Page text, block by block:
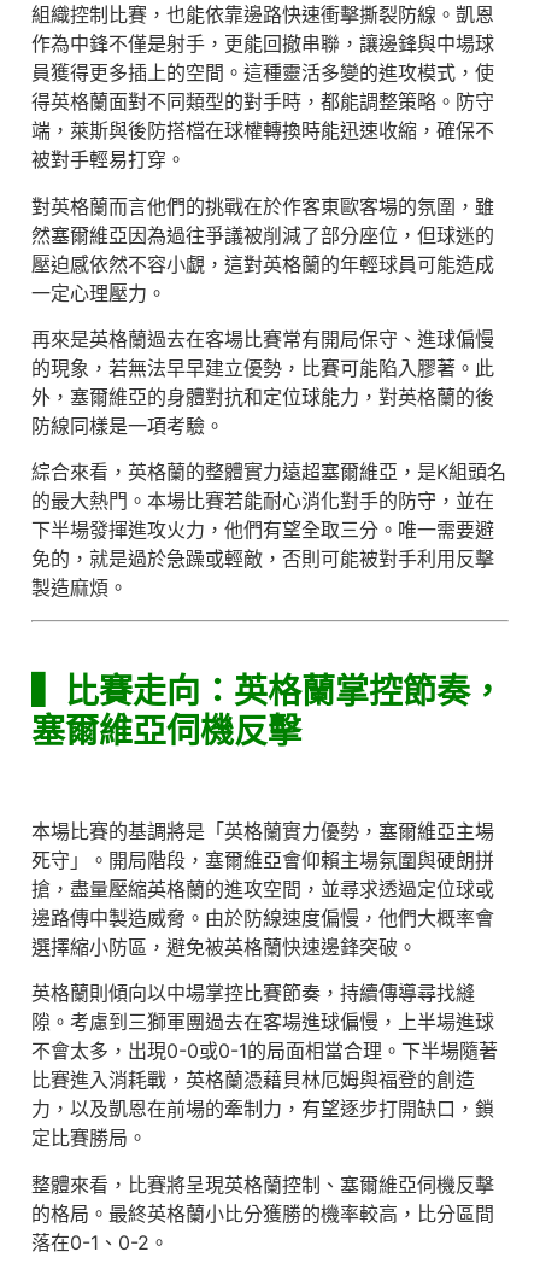
組織控制比賽，也能依靠邊路快速衝擊撕裂防線。凱恩
作為中鋒不僅是射手，更能回撤串聯，讓邊鋒與中場球
員獲得更多插上的空間。這種靈活多變的進攻模式，使
得英格蘭面對不同類型的對手時，都能調整策略。防守
端，萊斯與後防搭檔在球權轉換時能迅速收縮，確保不
被對手輕易打穿。
對英格蘭而言他們的挑戰在於作客東歐客場的氛圍，雖
然塞爾維亞因為過往爭議被削減了部分座位，但球迷的
壓迫感依然不容小覷，這對英格蘭的年輕球員可能造成
一定心理壓力。
再來是英格蘭過去在客場比賽常有開局保守、進球偏慢
的現象，若無法早早建立優勢，比賽可能陷入膠著。此
外，塞爾維亞的身體對抗和定位球能力，對英格蘭的後
防線同樣是一項考驗。
綜合來看，英格蘭的整體實力遠超塞爾維亞，是K組頭名
的最大熱門。本場比賽若能耐心消化對手的防守，並在
下半場發揮進攻火力，他們有望全取三分。唯一需要避
免的，就是過於急躁或輕敵，否則可能被對手利用反擊
製造麻煩。
▍比賽走向：英格蘭掌控節奏，
塞爾維亞伺機反擊
本場比賽的基調將是「英格蘭實力優勢，塞爾維亞主場
死守」。開局階段，塞爾維亞會仰賴主場氛圍與硬朗拼
搶，盡量壓縮英格蘭的進攻空間，並尋求透過定位球或
邊路傳中製造威脅。由於防線速度偏慢，他們大概率會
選擇縮小防區，避免被英格蘭快速邊鋒突破。
英格蘭則傾向以中場掌控比賽節奏，持續傳導尋找縫
隙。考慮到三獅軍團過去在客場進球偏慢，上半場進球
不會太多，出現0-0或0-1的局面相當合理。下半場隨著
比賽進入消耗戰，英格蘭憑藉貝林厄姆與福登的創造
力，以及凱恩在前場的牽制力，有望逐步打開缺口，鎖
定比賽勝局。
整體來看，比賽將呈現英格蘭控制、塞爾維亞伺機反擊
的格局。最終英格蘭小比分獲勝的機率較高，比分區間
落在0-1、0-2。